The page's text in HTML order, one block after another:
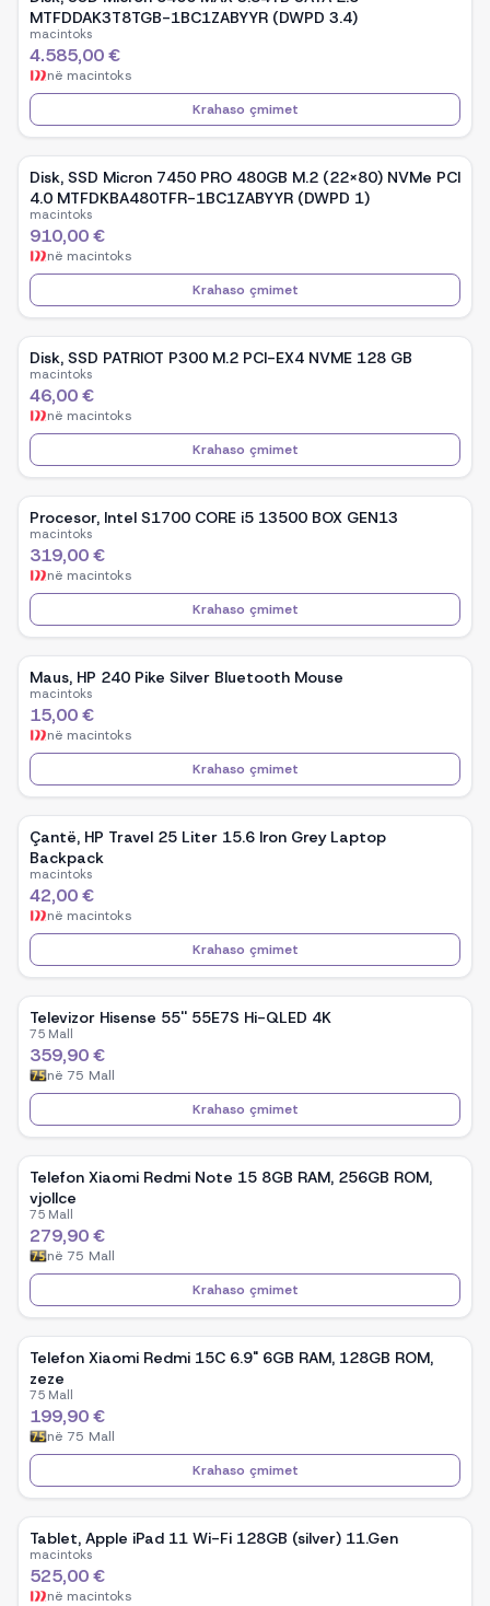
MTFDDAK3T8TGB-1BC1ZABYYR (DWPD 3.4)
macintoks
4.585,00 €
në macintoks
Krahaso çmimet
Disk, SSD Micron 7450 PRO 480GB M.2 (22x80) NVMe PCI
4.0 MTFDKBA480TFR-1BC1ZABYYR (DWPD 1)
macintoks
910,00 €
në macintoks
Krahaso çmimet
Disk, SSD PATRIOT P300 M.2 PCI-EX4 NVME 128 GB
macintoks
46,00 €
në macintoks
Krahaso çmimet
Procesor, Intel S1700 CORE i5 13500 BOX GEN13
macintoks
319,00 €
në macintoks
Krahaso çmimet
Maus, HP 240 Pike Silver Bluetooth Mouse
macintoks
15,00 €
në macintoks
Krahaso çmimet
Çantë, HP Travel 25 Liter 15.6 Iron Grey Laptop
Backpack
macintoks
42,00 €
në macintoks
Krahaso çmimet
Televizor Hisense 55'' 55E7S Hi-QLED 4K
75 Mall
359,90 €
në 75 Mall
Krahaso çmimet
Telefon Xiaomi Redmi Note 15 8GB RAM, 256GB ROM,
vjollce
75 Mall
279,90 €
në 75 Mall
Krahaso çmimet
Telefon Xiaomi Redmi 15C 6.9" 6GB RAM, 128GB ROM,
zeze
75 Mall
199,90 €
në 75 Mall
Krahaso çmimet
Tablet, Apple iPad 11 Wi-Fi 128GB (silver) 11.Gen
macintoks
525,00 €
në macintoks